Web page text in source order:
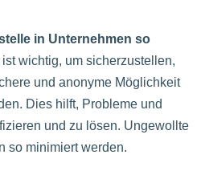
in Unternehmen so
wichtig, um sicherzustellen,
und anonyme Möglichkeit
Dies hilft, Probleme und
und zu lösen. Ungewollte
so minimiert werden.